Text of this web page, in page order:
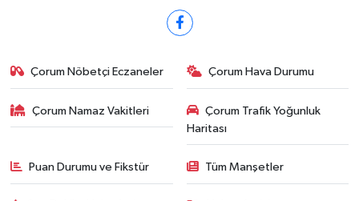
Çorum Nöbetçi Eczaneler Çorum Hava Durumu
Çorum Namaz Vakitleri
Çorum Trafik Yoğunluk
Haritası
Puan Durumu ve Fikstür Tüm Manşetler